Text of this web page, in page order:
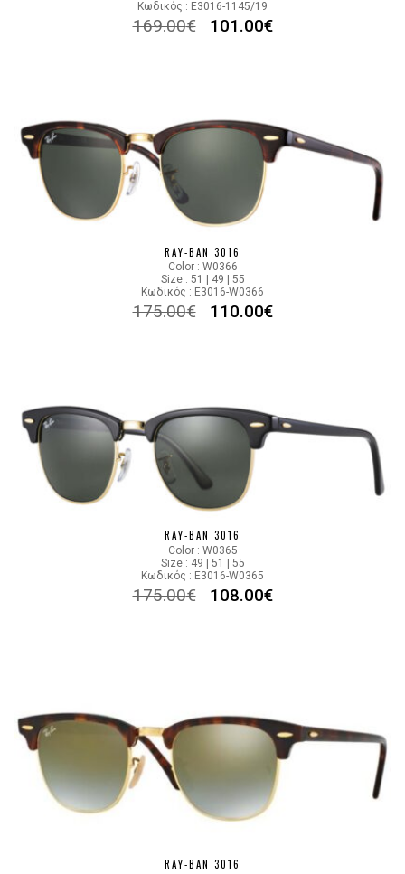
Κωδικός : E3016-1145/19
169.00€ 101.00€
RAY-BAN 3016
Color : W0366
Size : 51 | 49 | 55
Κωδικός : E3016-W0366
175.00€ 110.00€
RAY-BAN 3016
Color : W0365
Size : 49 | 51 | 55
Κωδικός : E3016-W0365
175.00€ 108.00€
RAY-BAN 3016